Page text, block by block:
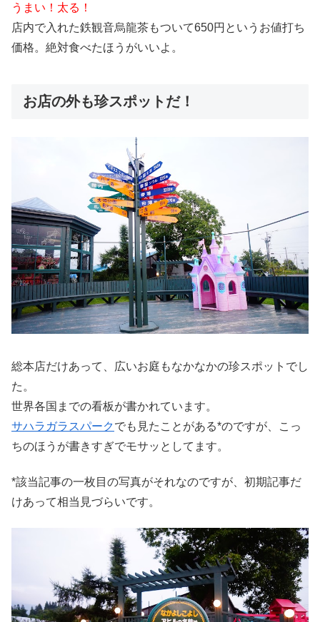
うまい！太る！
店内で入れた鉄観音烏龍茶もついて650円というお値打ち
価格。絶対食べたほうがいいよ。
お店の外も珍スポットだ！
総本店だけあって、広いお庭もなかなかの珍スポットでし
た。
世界各国までの看板が書かれています。
サハラガラスパークでも見たことがある*のですが、こっ
ちのほうが書きすぎでモサッとしてます。
*該当記事の一枚目の写真がそれなのですが、初期記事だ
けあって相当見づらいです。